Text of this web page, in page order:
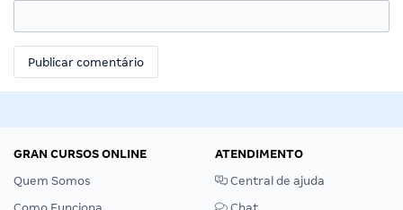
GRAN CURSOS ONLINE
Quem Somos
ATENDIMENTO
Central de ajuda